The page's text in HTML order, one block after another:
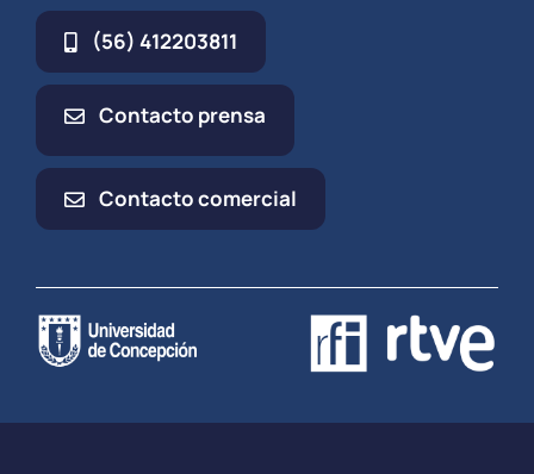
(56) 412203811
Contacto prensa
Contacto comercial